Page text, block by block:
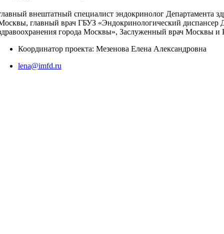
внештатный специалист эндокринолог Департамента
главный врач ГБУЗ «Эндокринологический диспансер
города Москвы», Заслуженный врач Москвы и
Координатор проекта: Мезенова Елена Александровна
lena@imfd.ru